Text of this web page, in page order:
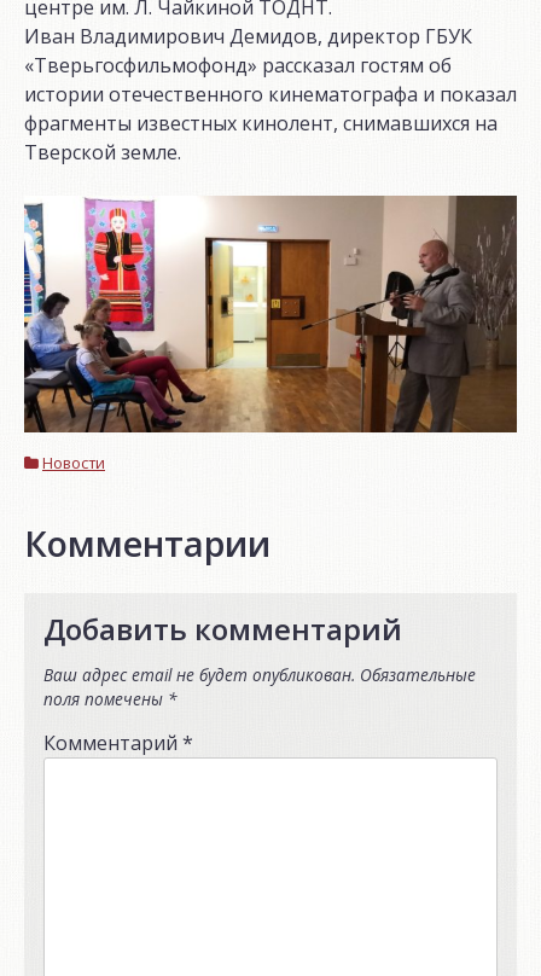
центре им. Л. Чайкиной ТОДНТ.
Иван Владимирович Демидов, директор ГБУК
«Тверьгосфильмофонд» рассказал гостям об
истории отечественного кинематографа и показал
фрагменты известных кинолент, снимавшихся на
Тверской земле.
Новости
Комментарии
Добавить комментарий
Ваш адрес email не будет опубликован. Обязательные
поля помечены *
Комментарий *